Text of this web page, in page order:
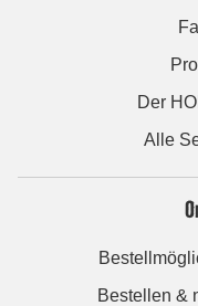
Der
Alle
Bestellen &